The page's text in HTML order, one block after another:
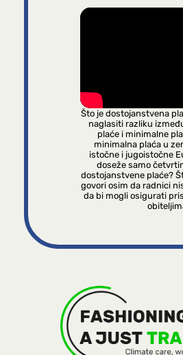
Što je dostojanstvena
naglasiti razliku
plaće i minimalne
minimalna plaća u
istočne i jugoistočne
doseže samo
dostojanstvene plaće?
govori osim da radnici
da bi mogli osigurati